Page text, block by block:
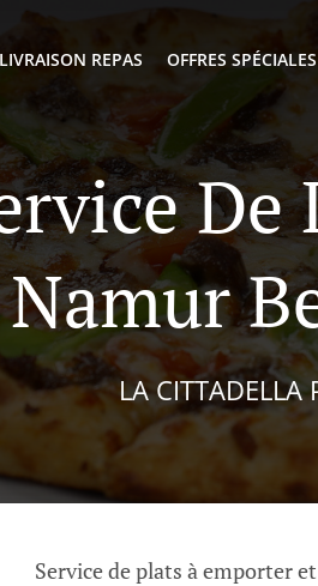
LIVRAISON REPAS OFFRES SPÉCIALES
Namur
LA CITTADELLA
Service de plats à emporter